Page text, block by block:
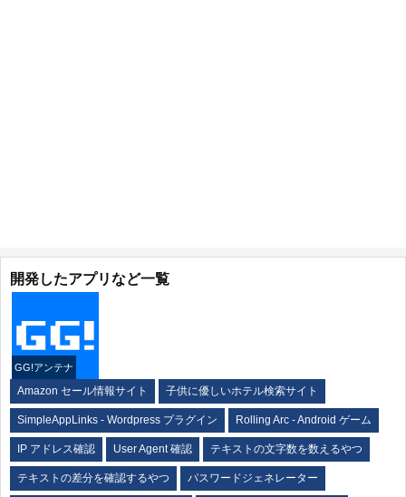
開発したアプリなど一覧
GG!アンテナ
Amazon セール情報サイト 子供に優しいホテル検索サイト
SimpleAppLinks - Wordpress プラグイン Rolling Arc - Android ゲーム
IP アドレス確認 User Agent 確認 テキストの文字数を数えるやつ
テキストの差分を確認するやつ パスワードジェネレーター